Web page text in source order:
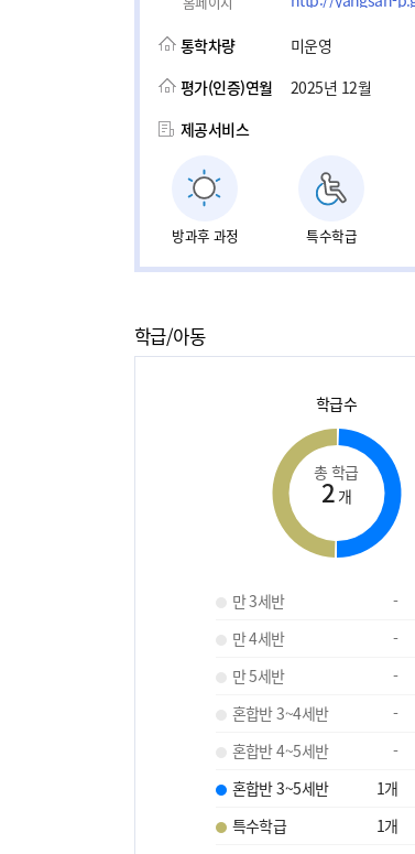
통학차량
미운영
평가(인증)연월
2025년 12월
제공서비스
방과후 과정 특수학급
학급/아동
학급수
총 학급
2 개
만 3세반 -
만 4세반
-
만 5세반
-
혼합반 3~4세반
-
혼합반 4~5세반
-
혼합반 3~5세반
1개
특수학급
1개